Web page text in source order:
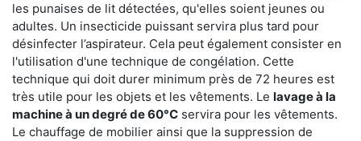
les punaises de lit détectées, qu'elles soient jeunes ou
adultes. Un insecticide puissant servira plus tard pour
désinfecter l’aspirateur. Cela peut également consister en
l'utilisation d'une technique de congélation. Cette
technique qui doit durer minimum près de 72 heures est
très utile pour les objets et les vêtements. Le lavage à la
machine à un degré de 60°C servira pour les vêtements.
Le chauffage de mobilier ainsi que la suppression de